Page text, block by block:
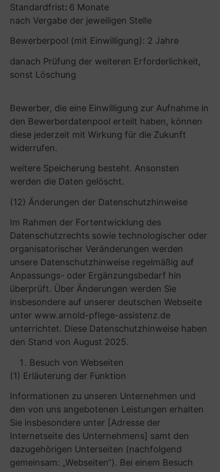
personenbezogenen Daten nur an Dritte weiter,
wenn Sie nach Art. 6 Abs. 1 S. 1 lit. a DSGVO
eine ausdrückliche Einwilligung dazu erteilt
(6) Einsatz von Cookies, Webtracking, Plugins
a)Cookie
Auf unseren Webseiten nutzen wir Cookies. Bei
Cookies handelt es sich um kleine Textdateien,
die auf Ihrer Festplatte dem von Ihnen
charakteristische Zeichenfolge zugeordnet und
gespeichert werden und durch welche der
Stelle, die das Cookie setzt, bestimmte
Programme ausführen oder Viren auf Ihren
Computer übertragen und daher keine Schäden
anrichten. Sie dienen dazu, das Internetangebot
insgesamt nutzerfreundlicher und effektiver,
also für Sie angenehmer zu machen.
Cookies können Daten enthalten, die eine
Wiedererkennung des genutzten Geräts
möglich machen. Teilweise enthalten Cookies
aber auch lediglich Informationen zu
personenbeziehbar sind. Cookies können einen
Nutzer aber nicht direkt identifizieren.
Man unterscheidet zwischen Session-Cookies,
die wieder gelöscht werden, sobald Sie ihren
Browser schließen und permanenten Cookies,
die über die einzelne Sitzung hinaus gespeichert
werden. Hinsichtlich ihrer Funktion
unterscheidet man bei Cookies wiederum